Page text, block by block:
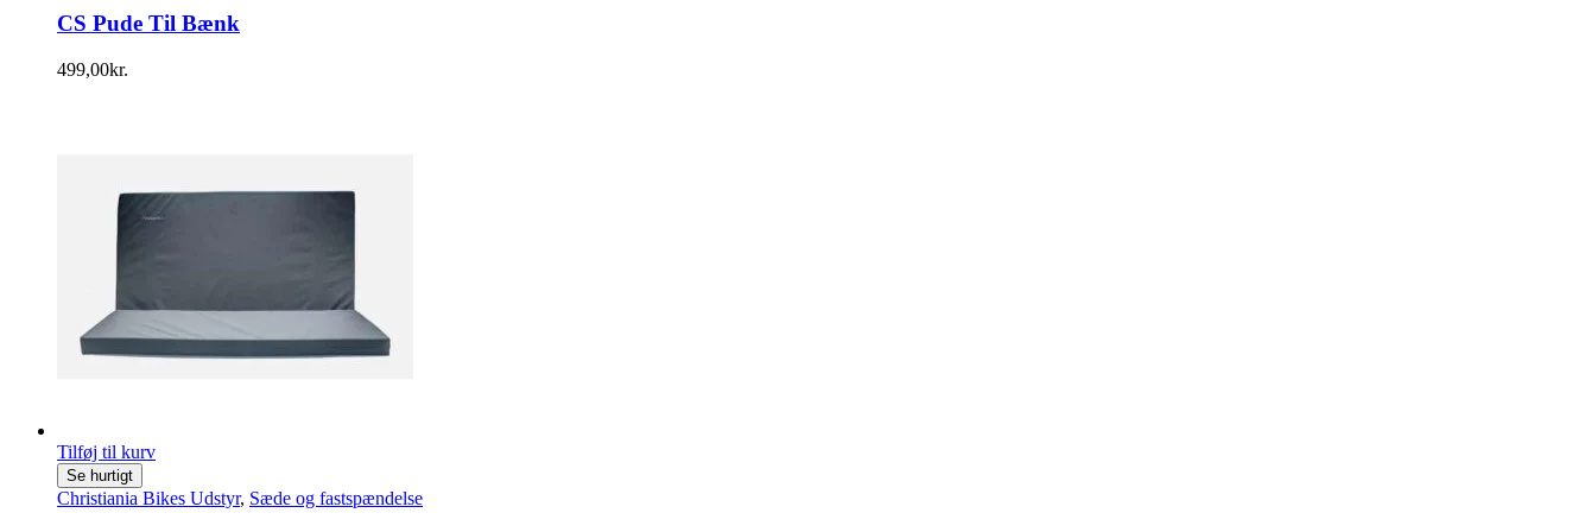
CS Pude Til Bænk
499,00kr.
Tilføj til kurv
Se hurtigt
Christiania Bikes Udstyr, Sæde og fastspændelse